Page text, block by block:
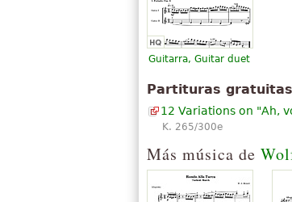
Attribution-ShareAlike. Faz
"Doce variaciones sobre «Ah
Guitarra, Guitar duet
Partituras
12 Variations on "Ah,
K. 265/300e
Más música de